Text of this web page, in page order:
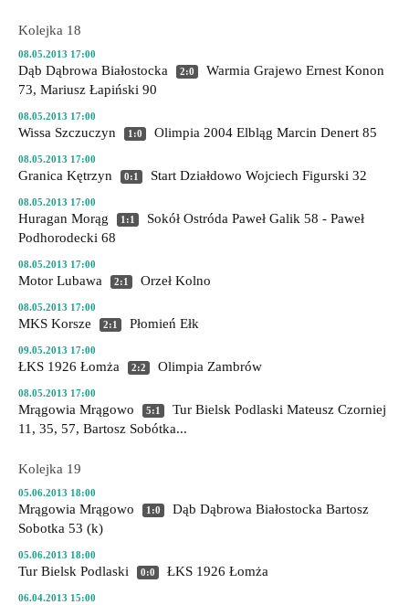
Kolejka 18
08.05.2013 17:00
Dąb Dąbrowa Białostocka 2:0 Warmia Grajewo Ernest Konon
73, Mariusz Łapiński 90
08.05.2013 17:00
Wissa Szczuczyn 1:0 Olimpia 2004 Elbląg Marcin Denert 85
08.05.2013 17:00
Granica Kętrzyn 0:1 Start Działdowo Wojciech Figurski 32
08.05.2013 17:00
Huragan Morąg 1:1 Sokół Ostróda Paweł Galik 58 - Paweł
Podhorodecki 68
08.05.2013 17:00
Motor Lubawa 2:1 Orzeł Kolno
08.05.2013 17:00
MKS Korsze 2:1 Płomień Ełk
09.05.2013 17:00
ŁKS 1926 Łomża 2:2 Olimpia Zambrów
08.05.2013 17:00
Mrągowia Mrągowo 5:1 Tur Bielsk Podlaski Mateusz Czorniej
11, 35, 57, Bartosz Sobótka...
Kolejka 19
05.06.2013 18:00
Mrągowia Mrągowo 1:0 Dąb Dąbrowa Białostocka Bartosz
Sobotka 53 (k)
05.06.2013 18:00
Tur Bielsk Podlaski 0:0 ŁKS 1926 Łomża
06.04.2013 15:00